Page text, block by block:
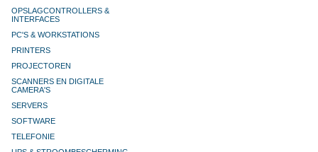
OPSLAGCONTROLLERS &
INTERFACES
PC'S & WORKSTATIONS
PRINTERS
PROJECTOREN
SCANNERS EN DIGITALE
CAMERA'S
SERVERS
SOFTWARE
TELEFONIE